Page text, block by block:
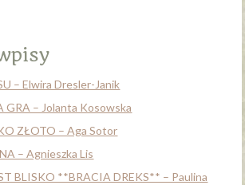
– Elwira Dresler-Janik
GRA – Jolanta Kosowska
ZŁOTO – Aga Sotor
– Agnieszka Lis
BLISKO **BRACIA DREKS** – Paulina